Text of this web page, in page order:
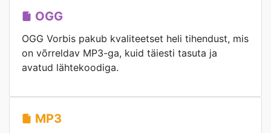
OGG
OGG Vorbis pakub kvaliteetset heli tihendust, mis
on võrreldav MP3-ga, kuid täiesti tasuta ja
avatud lähtekoodiga.
MP3